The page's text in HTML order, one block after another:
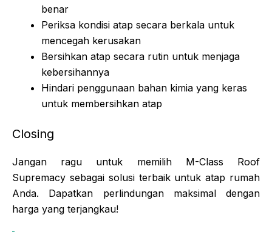
benar
Periksa kondisi atap secara berkala untuk
mencegah kerusakan
Bersihkan atap secara rutin untuk menjaga
kebersihannya
Hindari penggunaan bahan kimia yang keras
untuk membersihkan atap
Closing
Jangan ragu untuk memilih M-Class Roof
Supremacy sebagai solusi terbaik untuk atap rumah
Anda. Dapatkan perlindungan maksimal dengan
harga yang terjangkau!